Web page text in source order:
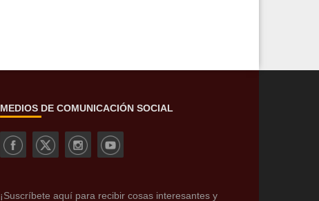
MEDIOS DE COMUNICACIÓN SOCIAL
¡Suscríbete aquí para recibir cosas interesantes y